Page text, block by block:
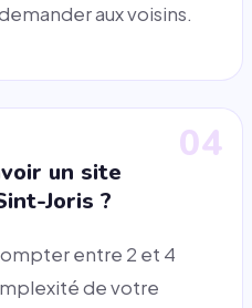
aux voisins.
04
un site
Joris ?
entre 2 et 4
de votre